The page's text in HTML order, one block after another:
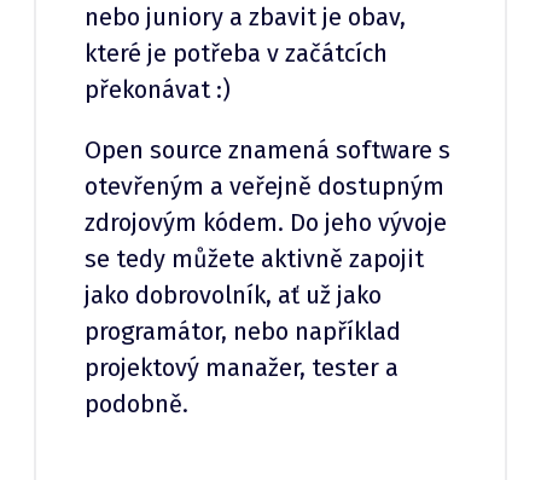
nebo juniory a zbavit je obav,
které je potřeba v začátcích
překonávat :)
Open source znamená software s
otevřeným a veřejně dostupným
zdrojovým kódem. Do jeho vývoje
se tedy můžete aktivně zapojit
jako dobrovolník, ať už jako
programátor, nebo například
projektový manažer, tester a
podobně.